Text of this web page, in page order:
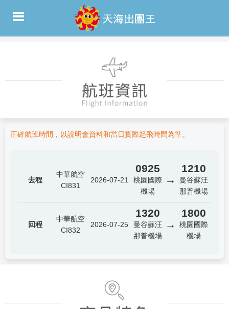
正確航班時間，以說明會資料和當日實際起飛時間為準。
去程
中華航空
CI831
2026-07-21
0925
桃園國際
機場
→
1210
曼谷蘇汪
那普機場
回程
中華航空
CI832
2026-07-25
1320
曼谷蘇汪
那普機場
→
1800
桃園國際
機場